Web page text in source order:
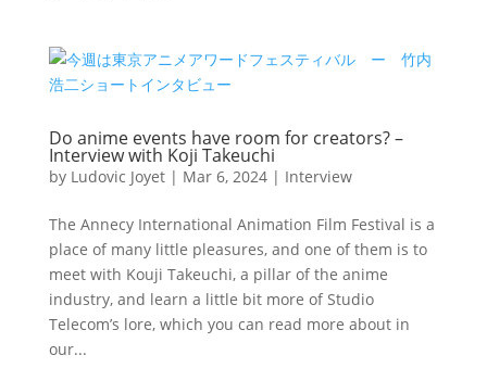
Do anime events have room for creators? –
Interview with Koji Takeuchi
by Ludovic Joyet| Mar 6, 2024| Interview
The Annecy International Animation Film Festival is a
place of many little pleasures, and one of them is to
meet with Kouji Takeuchi, a pillar of the anime
industry, and learn a little bit more of Studio
Telecom’s lore, which you can read more about in
our...